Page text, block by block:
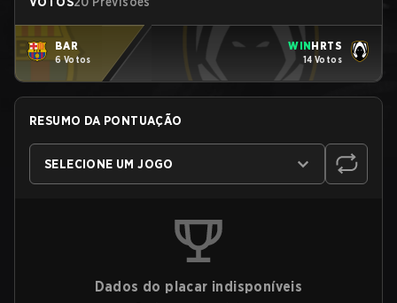
BAR
6 Votos
WINHRTS
14 Votos
RESUMO DA PONTUAÇÃO
SELECIONE UM JOGO
Dados do placar indisponíveis